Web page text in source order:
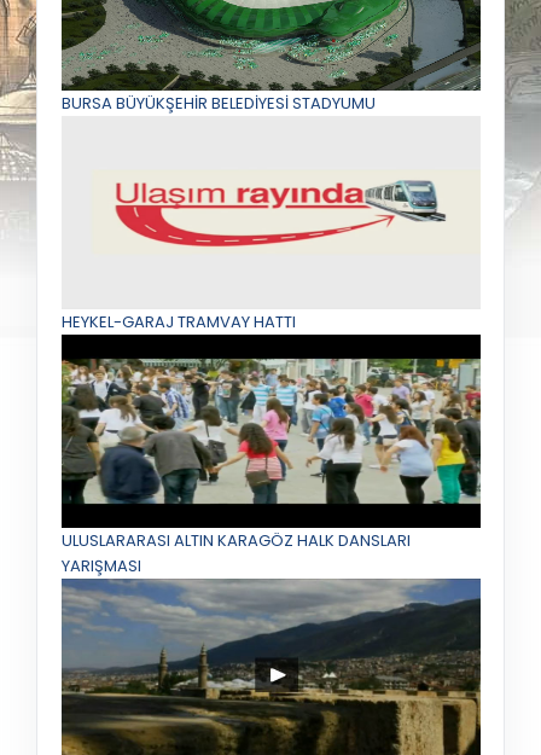
BURSA BÜYÜKŞEHİR BELEDİYESİ STADYUMU
HEYKEL-GARAJ TRAMVAY HATTI
ULUSLARARASI ALTIN KARAGÖZ HALK DANSLARI
YARIŞMASI